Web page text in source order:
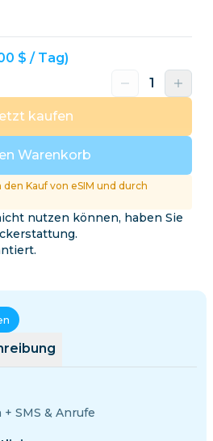
$ / Tag)
Warenkorb
kaufen
den Kauf von eSIM und durch
nutzen können, haben Sie
SMS & Anrufe